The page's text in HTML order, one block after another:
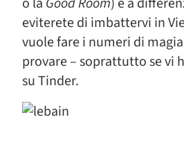
eviterete di imbattervi in
vuole fare i numeri di
provare – soprattutto se vi
su Tinder.